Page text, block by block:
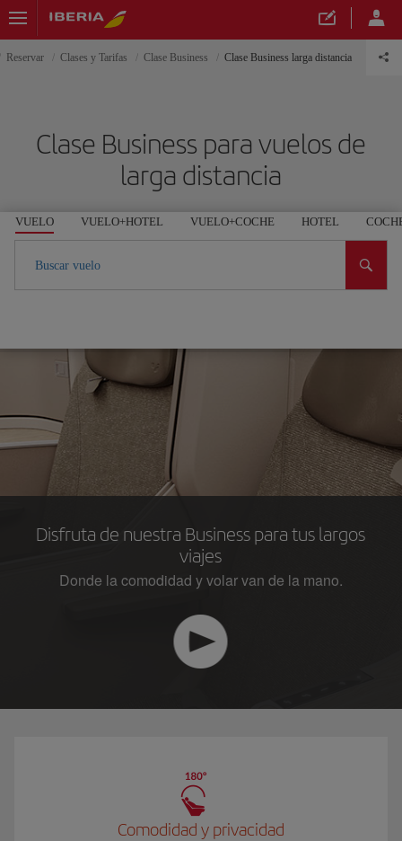
Reservar Clases y Tarifas Clase Business Clase Business larga distancia
Clase Business para vuelos de
larga distancia
VUELO VUELO+HOTEL VUELO+COCHE HOTEL
Buscar vuelo
Disfruta de nuestra Business para tus largos
viajes
Donde la comodidad y volar van de la mano.
Comodidad y privacidad